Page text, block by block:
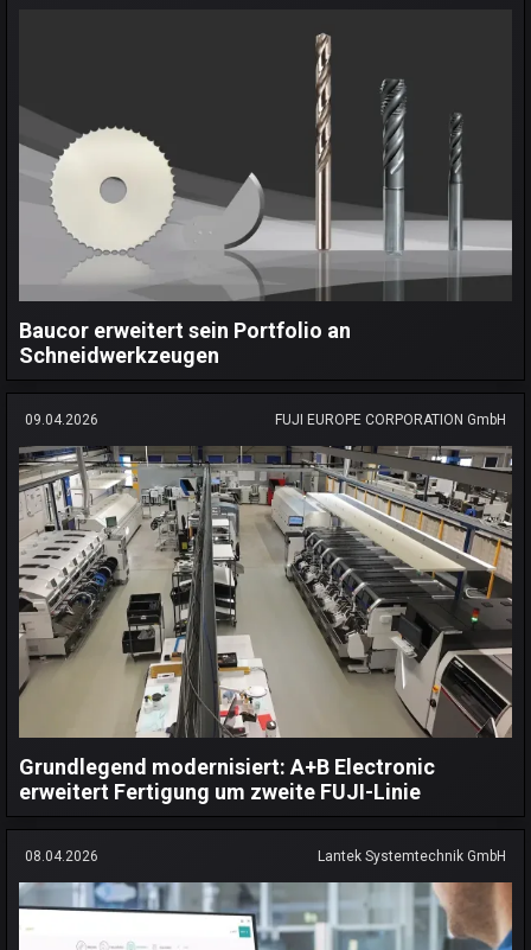
Baucor erweitert sein Portfolio an
Schneidwerkzeugen
09.04.2026 FUJI EUROPE CORPORATION GmbH
Grundlegend modernisiert: A+B Electronic
erweitert Fertigung um zweite FUJI-Linie
08.04.2026 Lantek Systemtechnik GmbH